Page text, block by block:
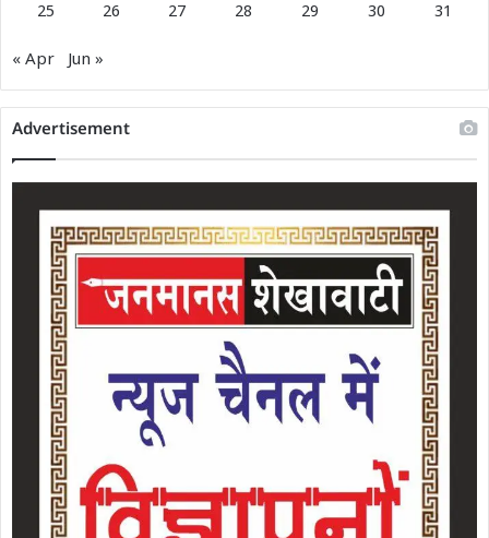
25 26 27 28 29 30 31
« Apr Jun »
Advertisement